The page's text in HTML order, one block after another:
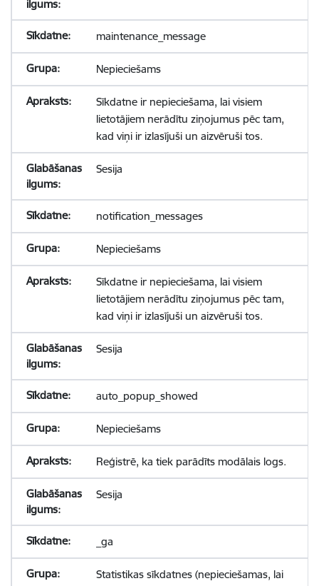
maintenance_message
Nepieciešams
Sīkdatne ir nepieciešama, lai visiem
lietotājiem nerādītu ziņojumus pēc tam,
kad viņi ir izlasījuši un aizvēruši tos.
Sesija
notification_messages
Nepieciešams
Sīkdatne ir nepieciešama, lai visiem
lietotājiem nerādītu ziņojumus pēc tam,
kad viņi ir izlasījuši un aizvēruši tos.
Sesija
auto_popup_showed
Nepieciešams
Reģistrē, ka tiek parādīts modālais logs.
Sesija
_ga
Statistikas sīkdatnes (nepieciešamas, lai